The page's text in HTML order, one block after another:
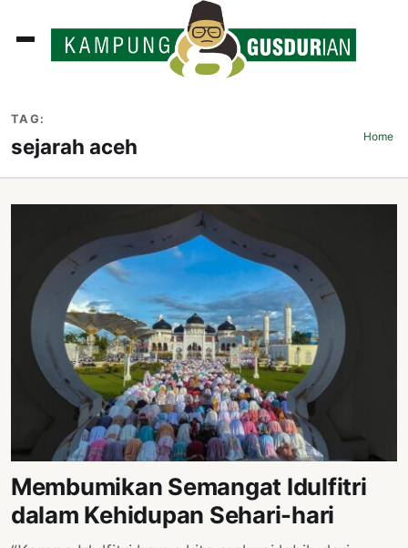
TAG:
sejarah aceh Home›
Membumikan Semangat Idulfitri
dalam Kehidupan Sehari-hari